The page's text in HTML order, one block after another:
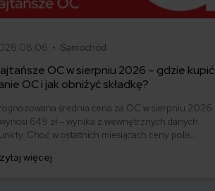
• Samochód
OC w sierpniu 2026 – gdzie kupić
OC i jak obniżyć składkę?
średnia cena za OC w sierpniu 2026
649 zł – wynika z wewnętrznych danych
Choć w ostatnich miesiącach ceny polis
są ogromne. Jedni płacą zaledwie
więcej